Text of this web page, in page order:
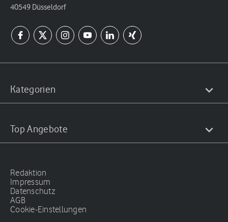
40549 Düsseldorf
Kategorien
Top Angebote
Redaktion
Impressum
Datenschutz
AGB
Cookie-Einstellungen